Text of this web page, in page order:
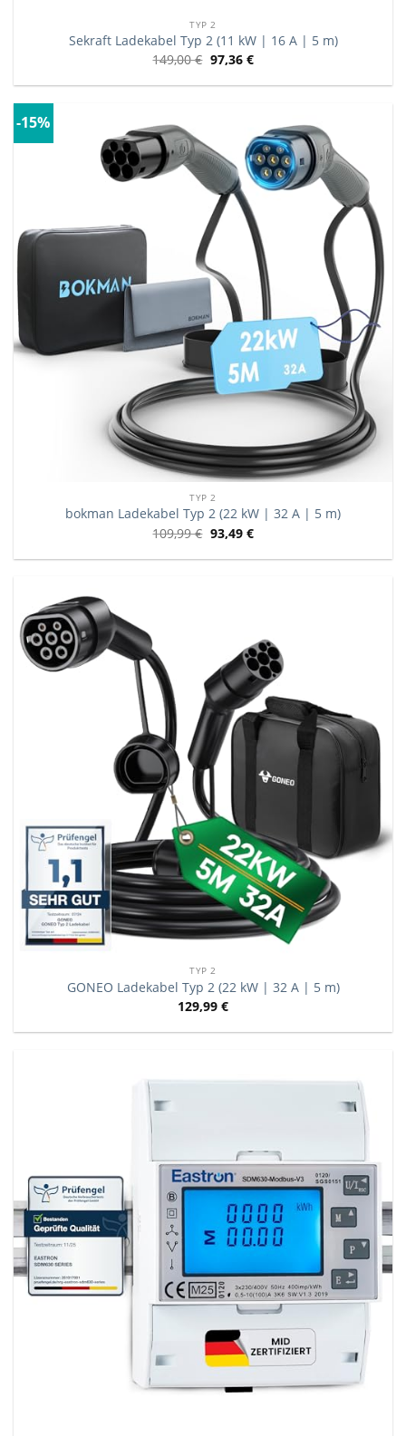
TYP 2
Sekraft Ladekabel Typ 2 (11 kW | 16 A | 5 m)
149,00€ 97,36 €
-15%
TYP 2
bokman Ladekabel Typ 2 (22 kW | 32 A | 5 m)
109,99€ 93,49 €
TYP 2
GONEO Ladekabel Typ 2 (22 kW | 32 A | 5 m)
129,99 €